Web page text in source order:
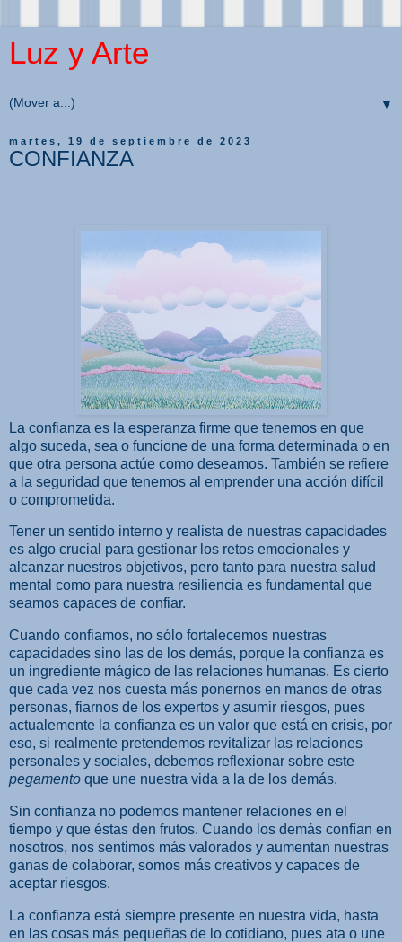
Luz y Arte
▼
martes, 19 de septiembre de 2023
CONFIANZA
La confianza es la esperanza firme que tenemos en que
algo suceda, sea o funcione de una forma determinada o en
que otra persona actúe como deseamos. También se refiere
a la seguridad que tenemos al emprender una acción difícil
o comprometida.
Tener un sentido interno y realista de nuestras capacidades
es algo crucial para gestionar los retos emocionales y
alcanzar nuestros objetivos, pero tanto para nuestra salud
mental como para nuestra resiliencia es fundamental que
seamos capaces de confiar.
Cuando confiamos, no sólo fortalecemos nuestras
capacidades sino las de los demás, porque la confianza es
un ingrediente mágico de las relaciones humanas. Es cierto
que cada vez nos cuesta más ponernos en manos de otras
personas, fiarnos de los expertos y asumir riesgos, pues
actualemente la confianza es un valor que está en crisis, por
eso, si realmente pretendemos revitalizar las relaciones
personales y sociales, debemos reflexionar sobre este
pegamento que une nuestra vida a la de los demás.
Sin confianza no podemos mantener relaciones en el
tiempo y que éstas den frutos. Cuando los demás confían en
nosotros, nos sentimos más valorados y aumentan nuestras
ganas de colaborar, somos más creativos y capaces de
aceptar riesgos.
La confianza está siempre presente en nuestra vida, hasta
en las cosas más pequeñas de lo cotidiano, pues ata o une